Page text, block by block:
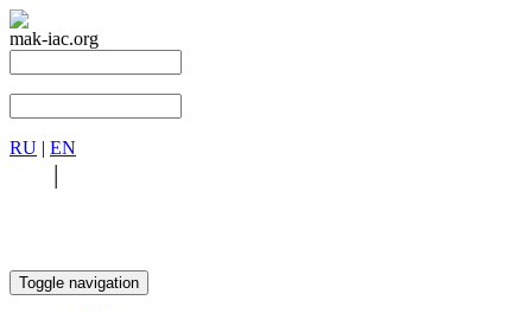
mak-iac.org
RU | EN
|
Toggle navigation